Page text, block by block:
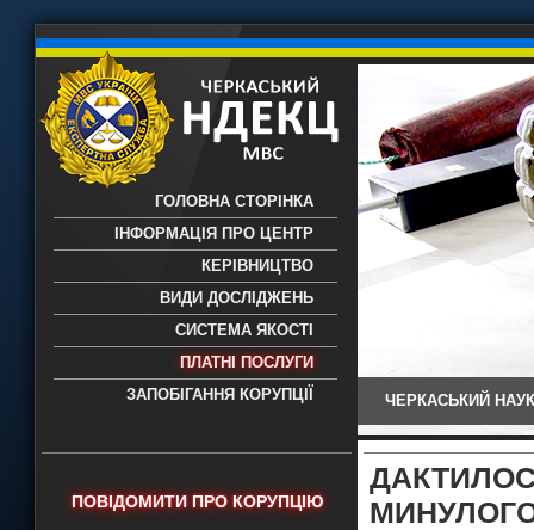
науково-дослідний експертно-
- проведення всих видів судових
експертиз
ГОЛОВНА СТОРІНКА
ІНФОРМАЦІЯ ПРО ЦЕНТР
КЕРІВНИЦТВО
ВИДИ ДОСЛІДЖЕНЬ
СИСТЕМА ЯКОСТІ
ПЛАТНІ ПОСЛУГИ
ЗАПОБІГАННЯ КОРУПЦІЇ
ЧЕРКАСЬКИЙ
ПОВІДОМИТИ ПРО КОРУПЦІЮ